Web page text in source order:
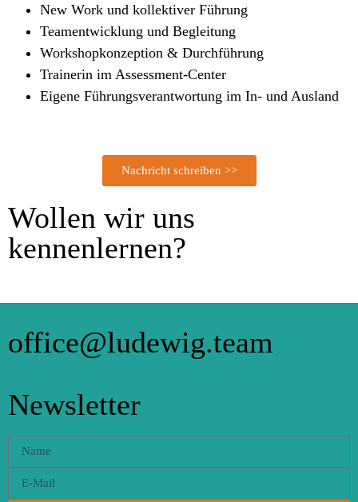
New Work und kollektiver Führung
Teamentwicklung und Begleitung
Workshopkonzeption & Durchführung
Trainerin im Assessment-Center
Eigene Führungsverantwortung im In- und Ausland
Nachricht schreiben >>
Wollen wir uns
kennenlernen?
office@ludewig.team
Newsletter